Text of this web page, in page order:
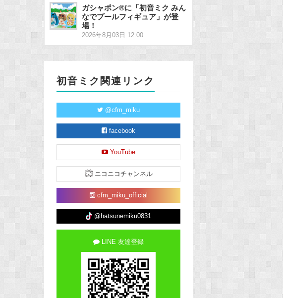
ガシャポン®に「初音ミク みん
なでプールフィギュア」が登
場！
2026年8月03日 12:00
初音ミク関連リンク
@cfm_miku
facebook
YouTube
ニコニコチャンネル
cfm_miku_official
@hatsunemiku0831
LINE 友達登録